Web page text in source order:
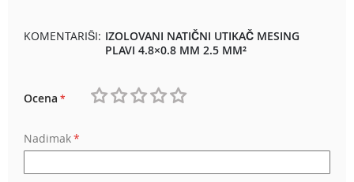
KOMENTARIŠI: IZOLOVANI NATIČNI UTIKAČ MESING
PLAVI 4.8×0.8 MM 2.5 MM²
Ocena
Nadimak